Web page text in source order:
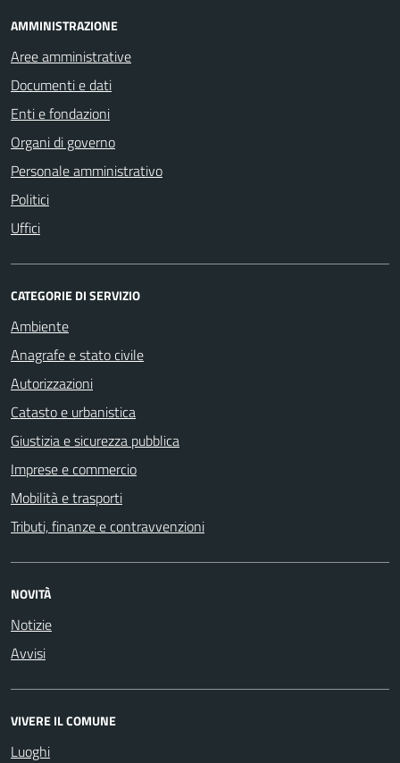
AMMINISTRAZIONE
Aree amministrative
Documenti e dati
Enti e fondazioni
Organi di governo
Personale amministrativo
Politici
Uffici
CATEGORIE DI SERVIZIO
Ambiente
Anagrafe e stato civile
Autorizzazioni
Catasto e urbanistica
Giustizia e sicurezza pubblica
Imprese e commercio
Mobilità e trasporti
Tributi, finanze e contravvenzioni
NOVITÀ
Notizie
Avvisi
VIVERE IL COMUNE
Luoghi